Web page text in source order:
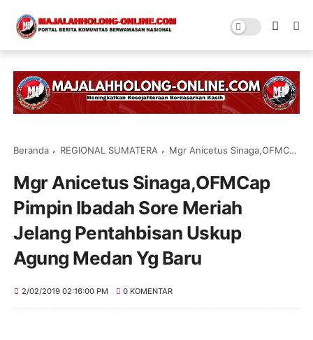
Beranda REGIONAL SUMATERA Mgr Anicetus Sinaga,OFMCap Pimpin Ibadah Sore Meriah Jelang Pentahbisan Uskup Agung Medan Yg Baru
Mgr Anicetus Sinaga,OFMCap
Pimpin Ibadah Sore Meriah
Jelang Pentahbisan Uskup
Agung Medan Yg Baru
2/02/2019 02:16:00 PM 0 KOMENTAR